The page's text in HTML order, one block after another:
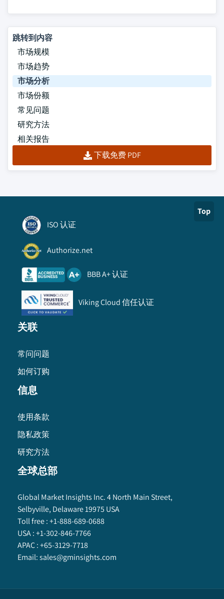
跳转到内容
市场规模
市场趋势
市场分析
市场份额
常见问题
研究方法
相关报告
下载免费 PDF
Top
ISO 认证
Authorize.net
BBB A+ 认证
Viking Cloud 信任认证
关联
常问问题
如何订购
信息
使用条款
隐私政策
研究方法
全球总部
Global Market Insights Inc. 4 North Main Street,
Selbyville, Delaware 19975 USA
Toll free :+1-888-689-0688
USA :+1-302-846-7766
APAC :+65-3129-7718
Email:sales@gminsights.com